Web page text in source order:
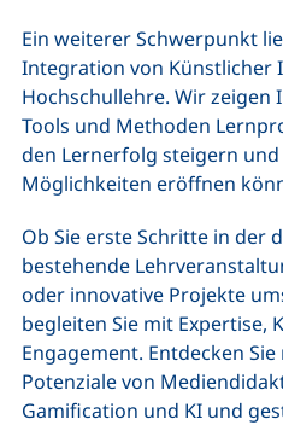
Ein weiterer Schwerpunkt
Integration von Künstlicher
Hochschullehre. Wir zeigen
Tools und Methoden
den Lernerfolg steigern
Möglichkeiten eröffnen
Ob Sie erste Schritte in der
bestehende
oder innovative Projekte
begleiten Sie mit Expertise,
Engagement. Entdecken
Potenziale von
Gamification und KI und